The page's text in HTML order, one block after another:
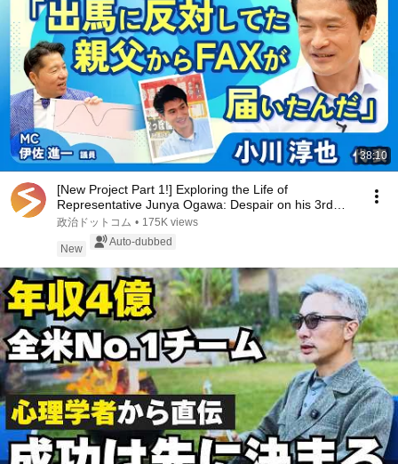
38:10
[New Project Part 1!] Exploring the Life of
Representative Junya Ogawa: Despair on his 3rd
day as...
政治ドットコム • 175K views
New
Auto-dubbed